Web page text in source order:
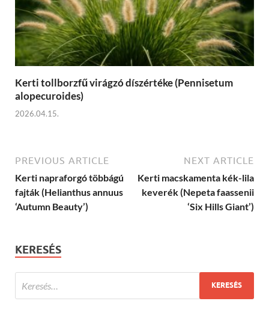
Kerti tollborzfű virágzó díszértéke (Pennisetum
alopecuroides)
2026.04.15.
PREVIOUS ARTICLE
Kerti napraforgó többágú
fajták (Helianthus annuus
‘Autumn Beauty’)
NEXT ARTICLE
Kerti macskamenta kék-lila
keverék (Nepeta faassenii
‘Six Hills Giant’)
KERESÉS